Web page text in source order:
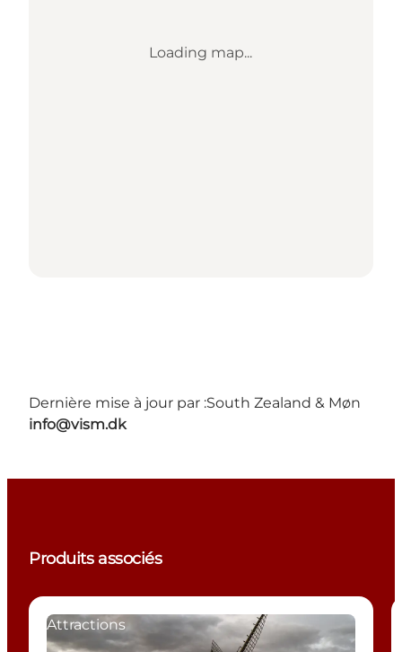
Loading map...
Dernière mise à jour par :South Zealand & Møn
info@vism.dk
Produits associés
Attractions